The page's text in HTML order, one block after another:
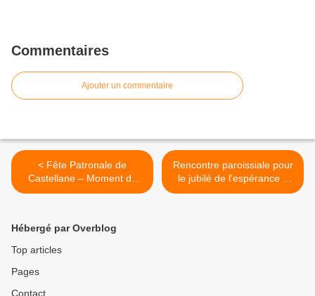
Commentaires
Ajouter un commentaire
< Fête Patronale de
Castellane – Moment de
recueillement et de
Rencontre paroissiale pour
le jubilé de l'espérance à
Senez. >
Hébergé par Overblog
Top articles
Pages
Contact